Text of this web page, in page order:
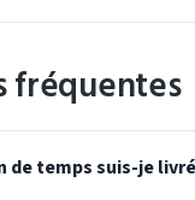
fréquentes
de temps suis-je